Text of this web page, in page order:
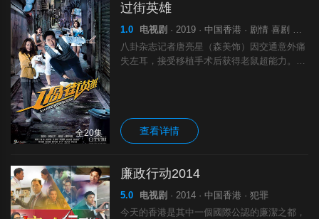
全20集
过街英雄
1.0 电视剧 · 2019 · 中国香港 · 剧情 喜剧 爱情
八卦杂志记者唐亮星（森美饰）因交通意外痛
失左耳，接受移植手术后获得老鼠超能力。亮
查看详情
廉政行动2014
5.0 电视剧 · 2014 · 中国香港 · 犯罪
今天的香港是其中一個國際公認的廉潔之都，